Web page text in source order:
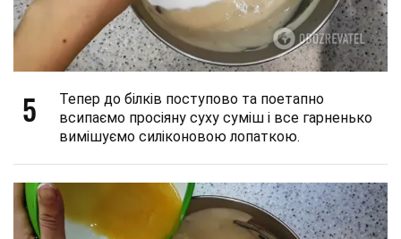
5
Тепер до білків поступово та поетапно
всипаємо просіяну суху суміш і все гарненько
вимішуємо силіконовою лопаткою.